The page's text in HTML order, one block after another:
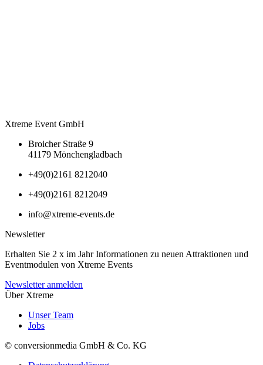
Xtreme Event GmbH
Broicher Straße 9
41179 Mönchengladbach
+49(0)2161 8212040
+49(0)2161 8212049
info@xtreme-events.de
Newsletter
Erhalten Sie 2 x im Jahr Informationen zu neuen Attraktionen und
Eventmodulen von Xtreme Events
Newsletter anmelden
Über Xtreme
Unser Team
Jobs
© conversionmedia GmbH & Co. KG